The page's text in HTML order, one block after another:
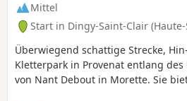
Mittel
Start in Dingy-Saint-Clair (Haute-
Überwiegend schattige Strecke,
Kletterpark in Provenat entlang des
von Nant Debout in Morette. Sie